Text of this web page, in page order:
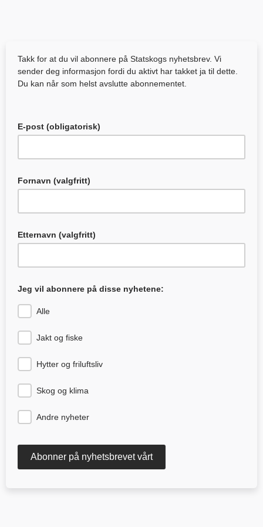
Takk for at du vil abonnere på Statskogs nyhetsbrev. Vi
sender deg informasjon fordi du aktivt har takket ja til dette.
Du kan når som helst avslutte abonnementet.
E-post (obligatorisk)
Fornavn (valgfritt)
Etternavn (valgfritt)
Jeg vil abonnere på disse nyhetene:
Alle
Jakt og fiske
Hytter og friluftsliv
Skog og klima
Andre nyheter